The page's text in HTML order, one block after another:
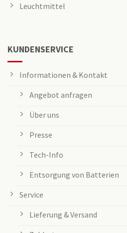
Leuchtmittel
KUNDENSERVICE
Informationen & Kontakt
Angebot anfragen
Über uns
Presse
Tech-Info
Entsorgung von Batterien
Service
Lieferung & Versand